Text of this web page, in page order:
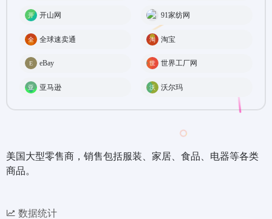
开山网 91家纺网
全球速卖通 淘宝
eBay 世界工厂网
亚马逊 沃尔玛
美国大型零售商，销售包括服装、家居、食品、电器等各类
商品。
数据统计